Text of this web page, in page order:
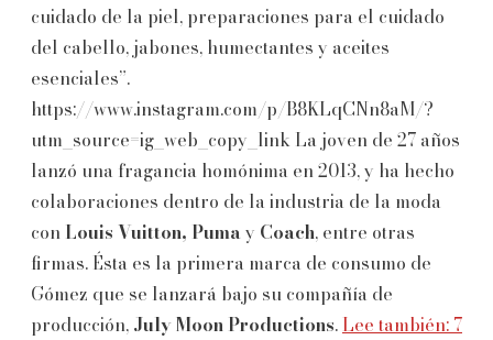
cuidado de la piel, preparaciones para el cuidado
del cabello, jabones, humectantes y aceites
esenciales”.
https://www.instagram.com/p/B8KLqCNn8aM/?
utm_source=ig_web_copy_link La joven de 27 años
lanzó una fragancia homónima en 2013, y ha hecho
colaboraciones dentro de la industria de la moda
con Louis Vuitton, Pumay Coach, entre otras
firmas. Ésta es la primera marca de consumo de
Gómez que se lanzará bajo su compañía de
producción, July Moon Productions. Lee también: 7